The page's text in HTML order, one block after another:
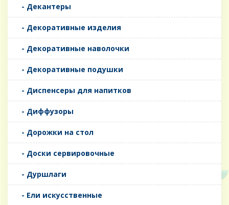
- Декантеры
- Декоративные изделия
- Декоративные наволочки
- Декоративные подушки
- Диспенсеры для напитков
- Диффузоры
- Дорожки на стол
- Доски сервировочные
- Дуршлаги
- Ели искусственные